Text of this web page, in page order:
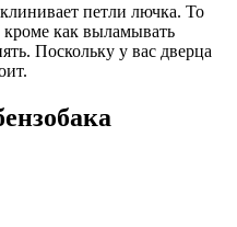
петли лючка. То
кроме как выламывать
Поскольку у вас дверца